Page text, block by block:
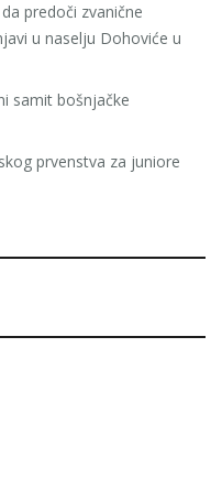
predoči zvanične
u naselju Dohoviće u
samit bošnjačke
prvenstva za juniore